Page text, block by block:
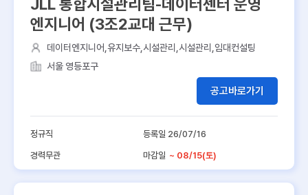
JLL 통합시설관리팀-데이터센터 운영
엔지니어 (3조2교대 근무)
데이터엔지니어,유지보수,시설관리,시설관리,임대컨설팅
서울 영등포구
공고바로가기
정규직 등록일 26/07/16
경력무관 마감일 ~ 08/15(토)